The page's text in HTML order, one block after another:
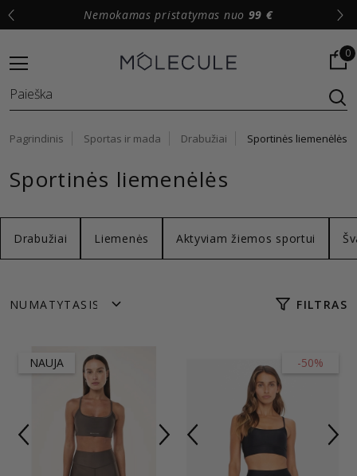
Nemokamas pristatymas nuo 99 €
0
Pagrindinis Sportas ir mada Drabužiai Sportinės liemenėlės
Sportinės liemenėlės
Drabužiai Liemenės Aktyviam žiemos sportui
FILTRAS
NAUJA -50%